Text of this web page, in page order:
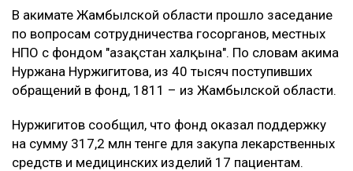
В акимате Жамбылской области прошло заседание
по вопросам сотрудничества госорганов, местных
НПО с фондом "Қазақстан халқына". По словам акима
Нуржана Нуржигитова, из 40 тысяч поступивших
обращений в фонд, 1811 – из Жамбылской области.
Нуржигитов сообщил, что фонд оказал поддержку
на сумму 317,2 млн тенге для закупа лекарственных
средств и медицинских изделий 17 пациентам.